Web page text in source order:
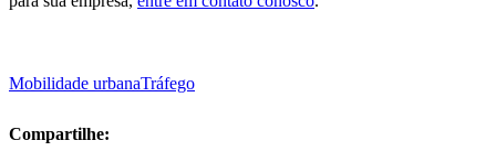
Mobilidade urbanaTráfego
Compartilhe: